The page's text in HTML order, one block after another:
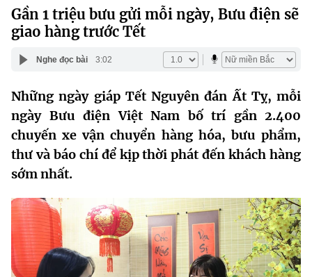
Danh mục
Trang chủ
Giới thiệu
Chức năng nhiệm vụ
Cơ cấu tổ chức
Lịch sử phát triển
Sở Khoa học và Công nghệ
Tin tức sự kiện
Khoa học và Công nghệ
Đổi mới sáng tạo
Chuyển đổi số
Bưu chính, Viễn thông
Sở hữu trí tuệ
Dịch vụ công
Hệ thống văn bản
Văn bản QPPL
Văn bản chỉ đạo điều hành
Lấy ý kiến người dân về dự thảo VBQPPL
MST IOFFICE
THỐNG KÊ
Khoa học và Công nghệ
Multimedia
Gần 1 triệu bưu gửi mỗi ngày, Bưu điện sẽ
giao hàng trước Tết
Nghe đọc bài 3:02
Những ngày giáp Tết Nguyên đán Ất Tỵ, mỗi
ngày Bưu điện Việt Nam bố trí gần 2.400
chuyến xe vận chuyển hàng hóa, bưu phẩm,
thư và báo chí để kịp thời phát đến khách hàng
sớm nhất.